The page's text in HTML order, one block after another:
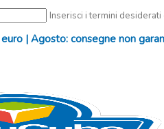
Inserisci i termini
| Agosto: consegne non